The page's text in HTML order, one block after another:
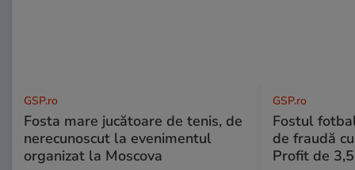
GSP.ro
Fosta mare jucătoare de tenis, de
nerecunoscut la evenimentul
organizat la Moscova
GSP.ro
Fostul
de fraudă
Profit de